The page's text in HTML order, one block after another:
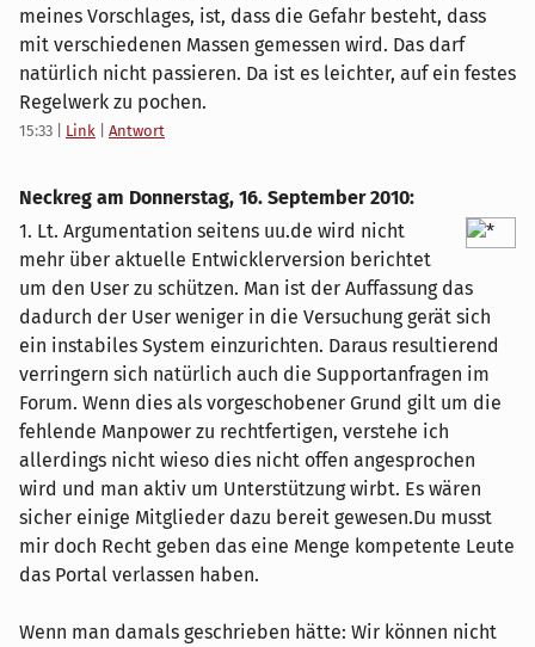
meines Vorschlages, ist, dass die Gefahr besteht, dass
mit verschiedenen Massen gemessen wird. Das darf
natürlich nicht passieren. Da ist es leichter, auf ein festes
Regelwerk zu pochen.
15:33 Link Antwort
Neckreg am Donnerstag, 16. September 2010:
1. Lt. Argumentation seitens uu.de wird nicht
mehr über aktuelle Entwicklerversion berichtet
um den User zu schützen. Man ist der Auffassung das
dadurch der User weniger in die Versuchung gerät sich
ein instabiles System einzurichten. Daraus resultierend
verringern sich natürlich auch die Supportanfragen im
Forum. Wenn dies als vorgeschobener Grund gilt um die
fehlende Manpower zu rechtfertigen, verstehe ich
allerdings nicht wieso dies nicht offen angesprochen
wird und man aktiv um Unterstützung wirbt. Es wären
sicher einige Mitglieder dazu bereit gewesen.Du musst
mir doch Recht geben das eine Menge kompetente Leute
das Portal verlassen haben.
Wenn man damals geschrieben hätte: Wir können nicht